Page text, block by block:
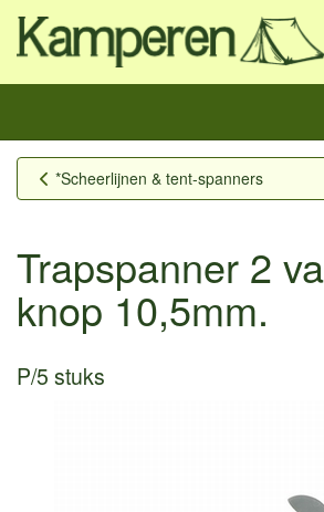
*Scheerlijnen & tent-spanners
Trapspanner 2
knop 10,5mm.
P/5 stuks